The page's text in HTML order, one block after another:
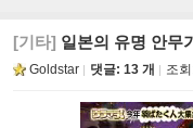
[기타] 일본의 유명 안무
Goldstar 댓글: 13 개 조